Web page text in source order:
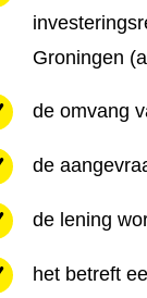
Groningen
de omvang
de
de lening
het betreft